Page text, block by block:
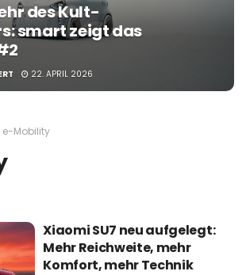
des Kult-
smart zeigt das
22. APRIL 2026
e-Mobility
Xiaomi SU7 neu aufgelegt:
Mehr Reichweite, mehr
Komfort, mehr Technik